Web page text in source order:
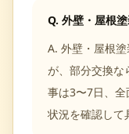
Q. 外壁・屋根
A. 外壁・屋根
が、部分交換な
事は3〜7日、
状況を確認して